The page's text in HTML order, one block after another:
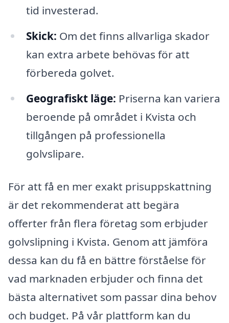
tid investerad.
Skick: Om det finns allvarliga skador
kan extra arbete behövas för att
förbereda golvet.
Geografiskt läge: Priserna kan variera
beroende på området i Kvista och
tillgången på professionella
golvslipare.
För att få en mer exakt prisuppskattning
är det rekommenderat att begära
offerter från flera företag som erbjuder
golvslipning i Kvista. Genom att jämföra
dessa kan du få en bättre förståelse för
vad marknaden erbjuder och finna det
bästa alternativet som passar dina behov
och budget. På vår plattform kan du